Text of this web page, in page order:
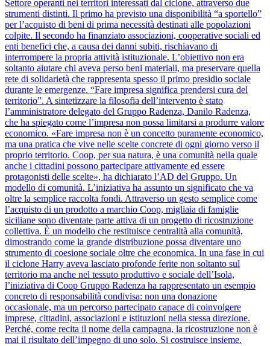
Settore operanti nei territori interessati dal ciclone, attraverso due
strumenti distinti. Il primo ha previsto una disponibilità “a sportello”
per l’acquisto di beni di prima necessità destinati alle popolazioni
colpite. Il secondo ha finanziato associazioni, cooperative sociali ed
enti benefici che, a causa dei danni subiti, rischiavano di
interrompere la propria attività istituzionale. L’obiettivo non era
soltanto aiutare chi aveva perso beni materiali, ma preservare quella
rete di solidarietà che rappresenta spesso il primo presidio sociale
durante le emergenze. “Fare impresa significa prendersi cura del
territorio”. A sintetizzare la filosofia dell’intervento è stato
l’amministratore delegato del Gruppo Radenza, Danilo Radenza,
che ha spiegato come l’impresa non possa limitarsi a produrre valore
economico. «Fare impresa non è un concetto puramente economico,
ma una pratica che vive nelle scelte concrete di ogni giorno verso il
proprio territorio. Coop, per sua natura, è una comunità nella quale
anche i cittadini possono partecipare attivamente ed essere
protagonisti delle scelte», ha dichiarato l’AD del Gruppo. Un
modello di comunità. L’iniziativa ha assunto un significato che va
oltre la semplice raccolta fondi. Attraverso un gesto semplice come
l’acquisto di un prodotto a marchio Coop, migliaia di famiglie
siciliane sono diventate parte attiva di un progetto di ricostruzione
collettiva. È un modello che restituisce centralità alla comunità,
dimostrando come la grande distribuzione possa diventare uno
strumento di coesione sociale oltre che economica. In una fase in cui
il ciclone Harry aveva lasciato profonde ferite non soltanto sul
territorio ma anche nel tessuto produttivo e sociale dell’Isola,
l’iniziativa di Coop Gruppo Radenza ha rappresentato un esempio
concreto di responsabilità condivisa: non una donazione
occasionale, ma un percorso partecipato capace di coinvolgere
imprese, cittadini, associazioni e istituzioni nella stessa direzione.
Perché, come recita il nome della campagna, la ricostruzione non è
mai il risultato dell’impegno di uno solo. Si costruisce insieme.